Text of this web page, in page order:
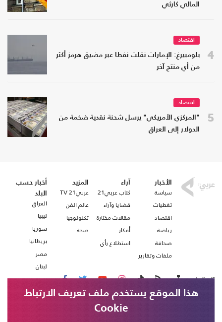
المالي كارثي
4
اقتصاد
بلومبيرغ: الإمارات نقلت نفطا عبر مضيق هرمز أكثر
من أي منتج آخر
5
اقتصاد
"المركزي الأمريكي" يرسل شحنة نقدية ضخمة من
الدولار إلى العراق
الأخبار
سياسة
تغطيات
اقتصاد
رياضة
صحافة
ملفات وتقارير
آراء
كتاب عربي21
قضايا وآراء
مقالات مختارة
أفكار
استطلاع رأي
المزيد
عربي21 TV
عالم الفن
تكنولوجيا
صحة
أخبار حسب
البلد
العراق
ليبيا
سوريا
بريطانيا
مصر
لبنان
تابعنا على
هذا الموقع يستخدم ملف تعريف الارتباط
Cookie